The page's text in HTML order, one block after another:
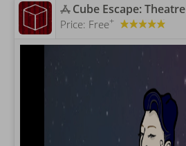
‎Cube Escape: Theatre
Price: Free+